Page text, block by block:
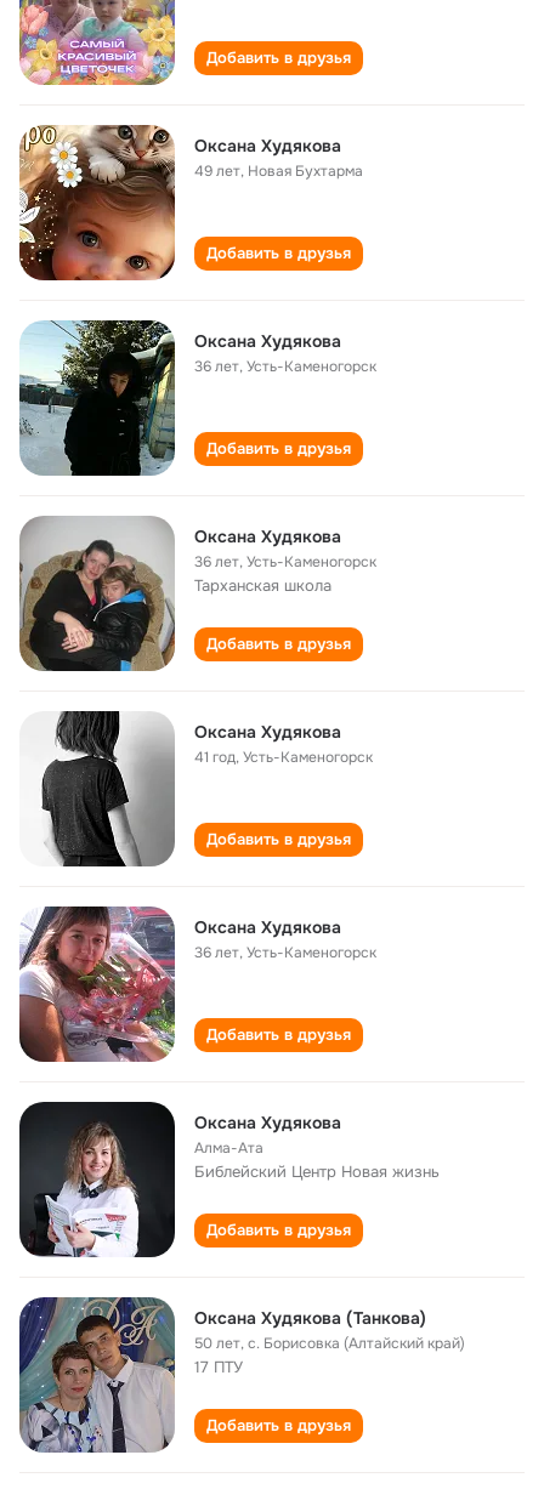
Добавить в друзья
Оксана Худякова
49 лет, Новая Бухтарма
Добавить в друзья
Оксана Худякова
36 лет,Усть-Каменогорск
Добавить в друзья
Оксана Худякова
36 лет,Усть-Каменогорск
Тарханская школа
Добавить в друзья
Оксана Худякова
41 год,Усть-Каменогорск
Добавить в друзья
Оксана Худякова
36 лет,Усть-Каменогорск
Добавить в друзья
Оксана Худякова
Алма-Ата
Библейский Центр Новая жизнь
Добавить в друзья
Оксана Худякова (Танкова)
50 лет,с. Борисовка (Алтайский край)
17 ПТУ
Добавить в друзья